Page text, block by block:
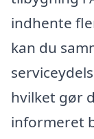
indhente
kan du
hvilket gør
informeret